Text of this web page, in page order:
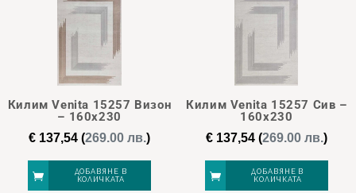
Килим Venita 15257 Визон
– 160х230
€ 137,54 (269.00 лв.)
ДОБАВЯНЕ В
КОЛИЧКАТА
Килим Venita 15257 Сив –
160х230
€137,54(269.00 лв.)
ДОБАВЯНЕ В
КОЛИЧКАТА